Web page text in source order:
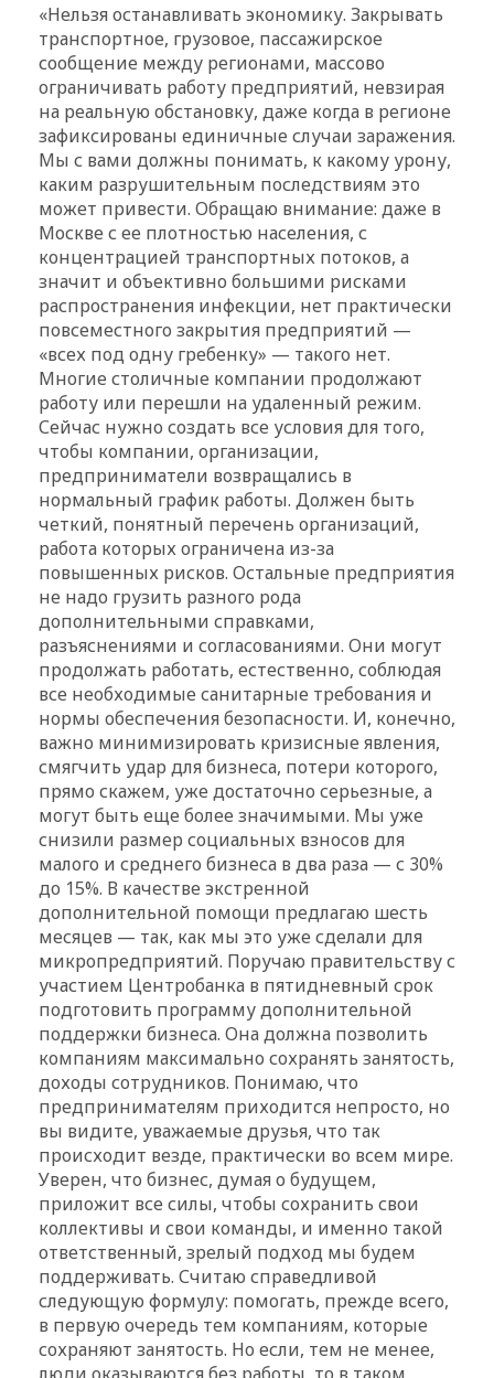
«Нельзя останавливать экономику. Закрывать
транспортное, грузовое, пассажирское
сообщение между регионами, массово
ограничивать работу предприятий, невзирая
на реальную обстановку, даже когда в регионе
зафиксированы единичные случаи заражения.
Мы с вами должны понимать, к какому урону,
каким разрушительным последствиям это
может привести. Обращаю внимание: даже в
Москве с ее плотностью населения, с
концентрацией транспортных потоков, а
значит и объективно большими рисками
распространения инфекции, нет практически
повсеместного закрытия предприятий —
«всех под одну гребенку» — такого нет.
Многие столичные компании продолжают
работу или перешли на удаленный режим.
Сейчас нужно создать все условия для того,
чтобы компании, организации,
предприниматели возвращались в
нормальный график работы. Должен быть
четкий, понятный перечень организаций,
работа которых ограничена из-за
повышенных рисков. Остальные предприятия
не надо грузить разного рода
дополнительными справками,
разъяснениями и согласованиями. Они могут
продолжать работать, естественно, соблюдая
все необходимые санитарные требования и
нормы обеспечения безопасности. И, конечно,
важно минимизировать кризисные явления,
смягчить удар для бизнеса, потери которого,
прямо скажем, уже достаточно серьезные, а
могут быть еще более значимыми. Мы уже
снизили размер социальных взносов для
малого и среднего бизнеса в два раза — с 30%
до 15%. В качестве экстренной
дополнительной помощи предлагаю шесть
месяцев — так, как мы это уже сделали для
микропредприятий. Поручаю правительству с
участием Центробанка в пятидневный срок
подготовить программу дополнительной
поддержки бизнеса. Она должна позволить
компаниям максимально сохранять занятость,
доходы сотрудников. Понимаю, что
предпринимателям приходится непросто, но
вы видите, уважаемые друзья, что так
происходит везде, практически во всем мире.
Уверен, что бизнес, думая о будущем,
приложит все силы, чтобы сохранить свои
коллективы и свои команды, и именно такой
ответственный, зрелый подход мы будем
поддерживать. Считаю справедливой
следующую формулу: помогать, прежде всего,
в первую очередь тем компаниям, которые
сохраняют занятость. Но если, тем не менее,